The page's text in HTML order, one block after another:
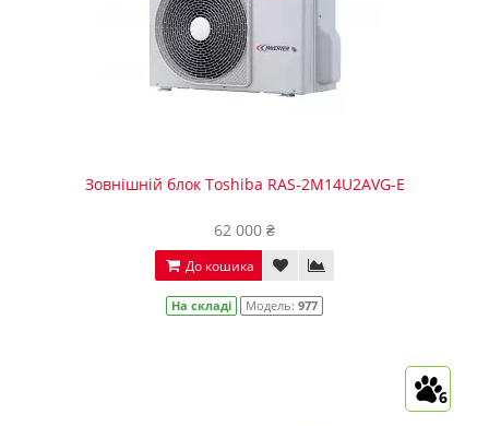
Зовнішній блок Toshiba RAS-2M14U2AVG-E
62 000 ₴
До кошика
На складі Модель: 977
6